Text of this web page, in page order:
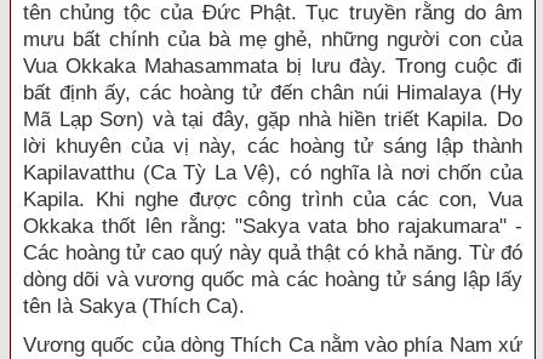
tên chủng tộc của Đức Phật. Tục truyền rằng do âm
mưu bất chính của bà mẹ ghẻ, những người con của
Vua Okkaka Mahasammata bị lưu đày. Trong cuộc đi
bất định ấy, các hoàng tử đến chân núi Himalaya (Hy
Mã Lạp Sơn) và tại đây, gặp nhà hiền triết Kapila. Do
lời khuyên của vị này, các hoàng tử sáng lập thành
Kapilavatthu (Ca Tỳ La Vệ), có nghĩa là nơi chốn của
Kapila. Khi nghe được công trình của các con, Vua
Okkaka thốt lên rằng: "Sakya vata bho rajakumara" -
Các hoàng tử cao quý này quả thật có khả năng. Từ đó
dòng dõi và vương quốc mà các hoàng tử sáng lập lấy
tên là Sakya (Thích Ca).
Vương quốc của dòng Thích Ca nằm vào phía Nam xứ